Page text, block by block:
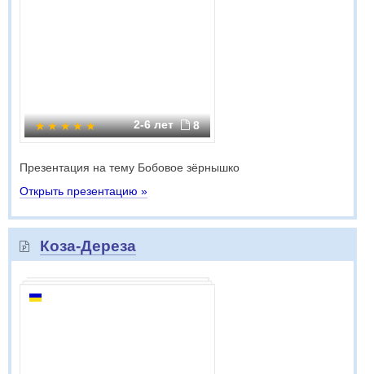
2-6 лет 8
Презентация на тему Бобовое зёрнышко
Открыть презентацию »
Коза-Дереза